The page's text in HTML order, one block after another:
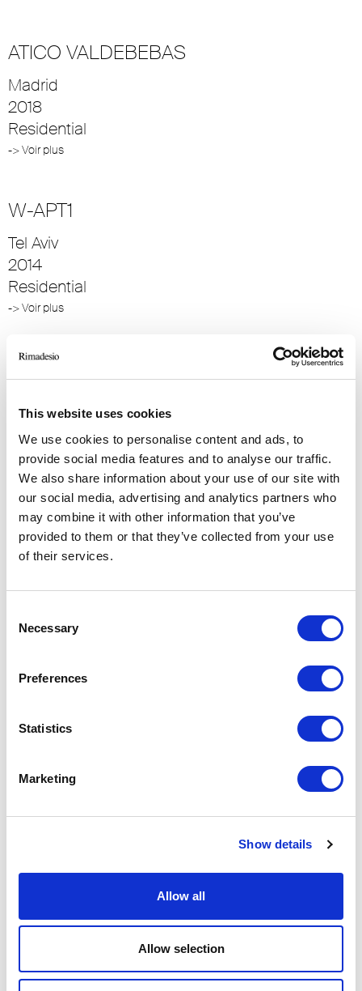
This website uses cookies
We use cookies to personalise content and ads, to
provide social media features and to analyse our traffic.
We also share information about your use of our site with
our social media, advertising and analytics partners who
may combine it with other information that you’ve
provided to them or that they’ve collected from your use
of their services.
Selection
Necessary
Preferences
Statistics
Marketing
Show details
Allow all
Allow selection
ATICO VALDEBEBAS
Madrid
2018
Residential
-> Voir plus
W-APT1
Tel Aviv
2014
Residential
-> Voir plus
VILLA GEEF
2017
Residential
-> Voir plus
ROYAL PAVILION
Shanghai
-> Voir plus
RÉSIDENCE PRIVÉE
2014
-> Voir plus
Pékin
Residential